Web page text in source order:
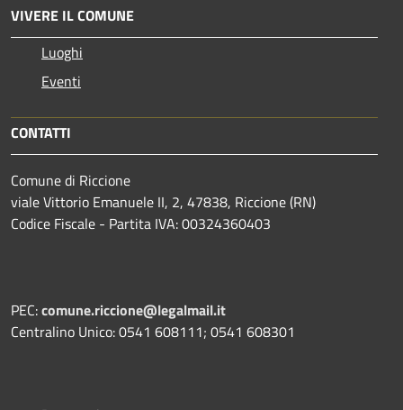
VIVERE IL COMUNE
Luoghi
Eventi
CONTATTI
Comune di Riccione
viale Vittorio Emanuele II, 2, 47838, Riccione (RN)
Codice Fiscale - Partita IVA: 00324360403
PEC:comune.riccione@legalmail.it
Centralino Unico: 0541 608111; 0541 608301